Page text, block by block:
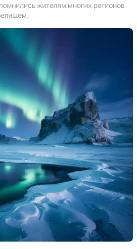
жителям многих регионов